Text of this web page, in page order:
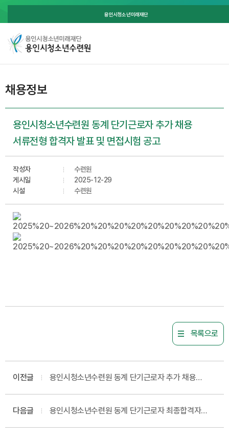
용인시청소년미래재단
채용정보
용인시청소년수련원 동계 단기근로자 추가 채용
서류전형 합격자 발표 및 면접시험 공고
작성자
수련원
게시일
2025-12-29
시설
수련원
목록으로
이전글
용인시청소년수련원 동계 단기근로자 추가 채용
다음글
용인시청소년수련원 동계 단기근로자 최종합격자